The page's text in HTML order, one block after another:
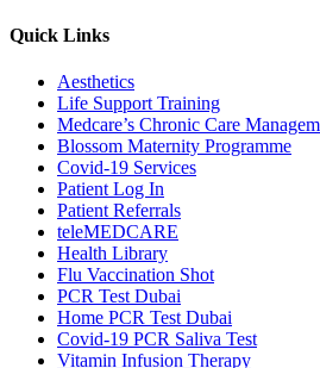
Quick Links
Aesthetics
Life Support Training
Medcare’s Chronic Care
Blossom Maternity Programme
Covid-19 Services
Patient Log In
Patient Referrals
teleMEDCARE
Health Library
Flu Vaccination Shot
PCR Test Dubai
Home PCR Test Dubai
Covid-19 PCR Saliva Test
Vitamin Infusion Therapy